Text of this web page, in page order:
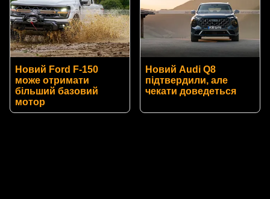
Новий Ford F-150
може отримати
більший базовий
мотор
Новий Audi Q8
підтвердили, але
чекати доведеться